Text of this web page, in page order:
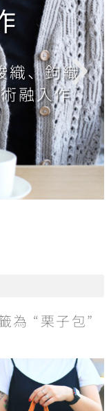
織、鉤織
融入作
為 “栗子包”